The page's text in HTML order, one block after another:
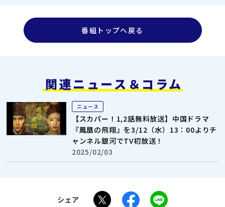
番組トップへ戻る
関連ニュース＆コラム
ニュース
【スカパー！1,2話無料放送】中国ドラマ
『鳳凰の飛翔』を3/12（水）13：00よりチ
ャンネル銀河でTV初放送！
2025/02/03
シェア